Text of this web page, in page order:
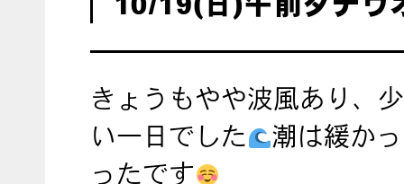
きょうもやや波風あり、
い一日でした
潮は緩か
ったです